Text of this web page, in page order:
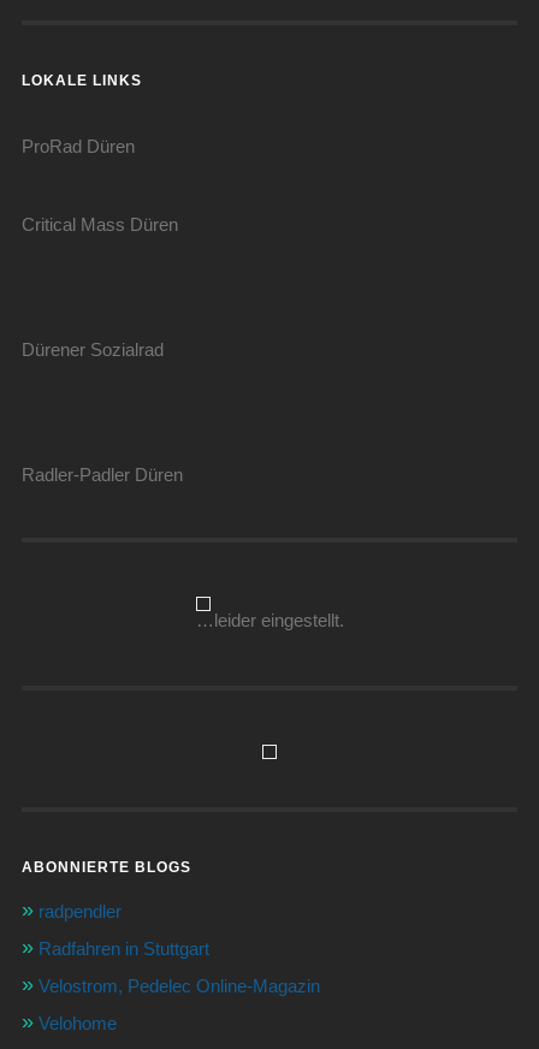
LOKALE LINKS
ProRad Düren
Critical Mass Düren
Dürener Sozialrad
Radler-Padler Düren
…leider eingestellt.
ABONNIERTE BLOGS
radpendler
Radfahren in Stuttgart
Velostrom, Pedelec Online-Magazin
Velohome